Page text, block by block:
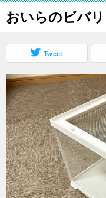
おいらのビバ
Tweet